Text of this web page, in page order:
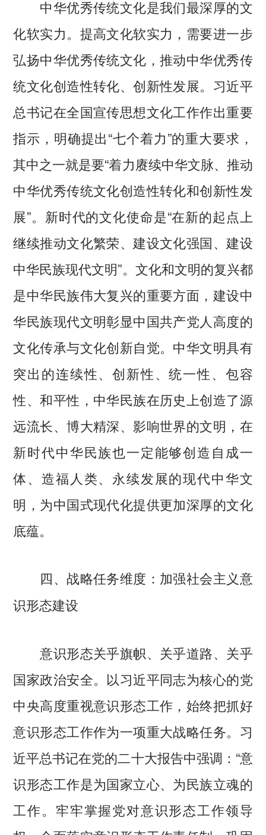
中华优秀传统文化是我们最深厚的文
化软实力。提高文化软实力，需要进一步
弘扬中华优秀传统文化，推动中华优秀传
统文化创造性转化、创新性发展。习近平
总书记在全国宣传思想文化工作作出重要
指示，明确提出“七个着力”的重大要求，
其中之一就是要“着力赓续中华文脉、推动
中华优秀传统文化创造性转化和创新性发
展”。新时代的文化使命是“在新的起点上
继续推动文化繁荣、建设文化强国、建设
中华民族现代文明”。文化和文明的复兴都
是中华民族伟大复兴的重要方面，建设中
华民族现代文明彰显中国共产党人高度的
文化传承与文化创新自觉。中华文明具有
突出的连续性、创新性、统一性、包容
性、和平性，中华民族在历史上创造了源
远流长、博大精深、影响世界的文明，在
新时代中华民族也一定能够创造自成一
体、造福人类、永续发展的现代中华文
明，为中国式现代化提供更加深厚的文化
底蕴。
四、战略任务维度：加强社会主义意
识形态建设
意识形态关乎旗帜、关乎道路、关乎
国家政治安全。以习近平同志为核心的党
中央高度重视意识形态工作，始终把抓好
意识形态工作作为一项重大战略任务。习
近平总书记在党的二十大报告中强调：“意
识形态工作是为国家立心、为民族立魂的
工作。牢牢掌握党对意识形态工作领导